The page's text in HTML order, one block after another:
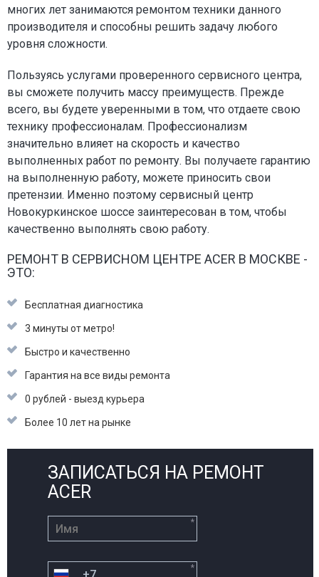
многих лет занимаются ремонтом техники данного
производителя и способны решить задачу любого
уровня сложности.
Пользуясь услугами проверенного сервисного центра,
вы сможете получить массу преимуществ. Прежде
всего, вы будете уверенными в том, что отдаете свою
технику профессионалам. Профессионализм
значительно влияет на скорость и качество
выполненных работ по ремонту. Вы получаете гарантию
на выполненную работу, можете приносить свои
претензии. Именно поэтому сервисный центр
Новокуркинское шоссе заинтересован в том, чтобы
качественно выполнять свою работу.
РЕМОНТ В СЕРВИСНОМ ЦЕНТРЕ ACER В МОСКВЕ -
ЭТО:
Бесплатная диагностика
3 минуты от метро!
Быстро и качественно
Гарантия на все виды ремонта
0 рублей - выезд курьера
Более 10 лет на рынке
ЗАПИСАТЬСЯ НА РЕМОНТ
ACER
*
*